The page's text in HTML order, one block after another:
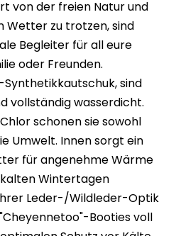
von der freien Natur und
Wetter zu trotzen, sind
Begleiter für all eure
oder Freunden.
Synthetikkautschuk, sind
vollständig wasserdicht.
schonen sie sowohl
Umwelt. Innen sorgt ein
für angenehme Wärme
Wintertagen
Leder-/Wildleder-Optik
Booties voll